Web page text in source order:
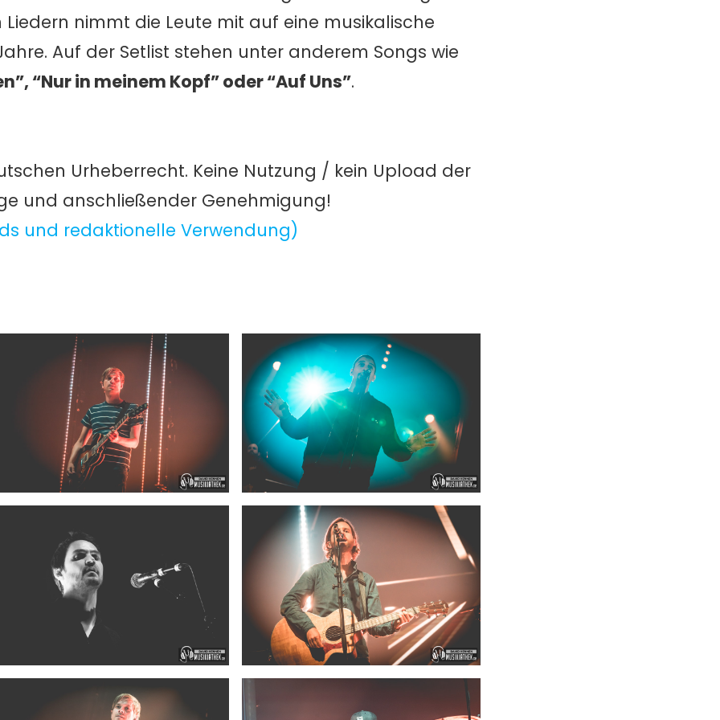
nimmt die Leute mit auf eine musikalische
Auf der Setlist stehen unter anderem Songs wie
“Nur in meinem Kopf” oder “Auf Uns”.
Urheberrecht. Keine Nutzung / kein Upload der
und anschließender Genehmigung!
und redaktionelle Verwendung)